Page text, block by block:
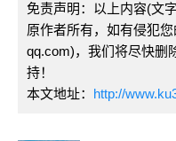
免责声明：以上内容(文
原作者所有，如有侵犯
qq.com)，我们将尽快删
持！
本文地址： http://